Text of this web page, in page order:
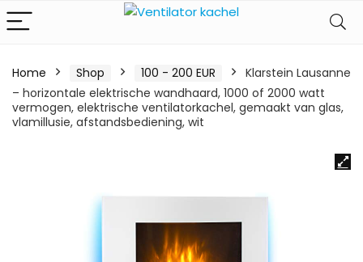
Home Shop 100 - 200 EUR
Klarstein Lausanne
– horizontale elektrische wandhaard, 1000 of 2000 watt
vermogen, elektrische ventilatorkachel, gemaakt van glas,
vlamillusie, afstandsbediening, wit